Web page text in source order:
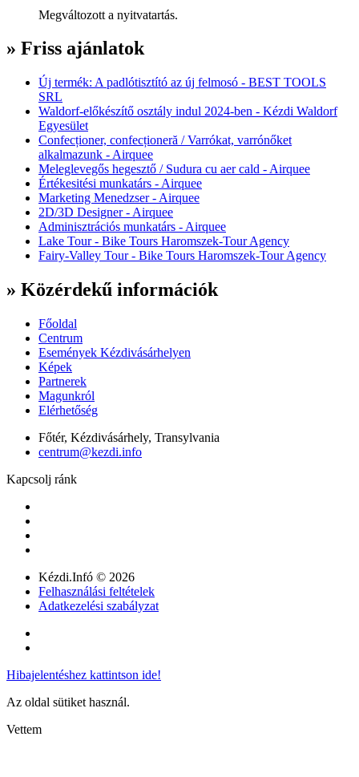
Megváltozott a nyitvatartás.
» Friss ajánlatok
Új termék: A padlótisztító az új felmosó - BEST TOOLS
SRL
Waldorf-előkészítő osztály indul 2024-ben - Kézdi Waldorf
Egyesület
Confecționer, confecționeră / Varrókat, varrónőket
alkalmazunk - Airquee
Meleglevegős hegesztő / Sudura cu aer cald - Airquee
Értékesitési munkatárs - Airquee
Marketing Menedzser - Airquee
2D/3D Designer - Airquee
Adminisztrációs munkatárs - Airquee
Lake Tour - Bike Tours Haromszek-Tour Agency
Fairy-Valley Tour - Bike Tours Haromszek-Tour Agency
» Közérdekű információk
Főoldal
Centrum
Események Kézdivásárhelyen
Képek
Partnerek
Magunkról
Elérhetőség
Főtér, Kézdivásárhely, Transylvania
centrum@kezdi.info
Kapcsolj ránk
Kézdi.Infó © 2026
Felhasználási feltételek
Adatkezelési szabályzat
Hibajelentéshez kattintson ide!
Az oldal sütiket használ.
Vettem